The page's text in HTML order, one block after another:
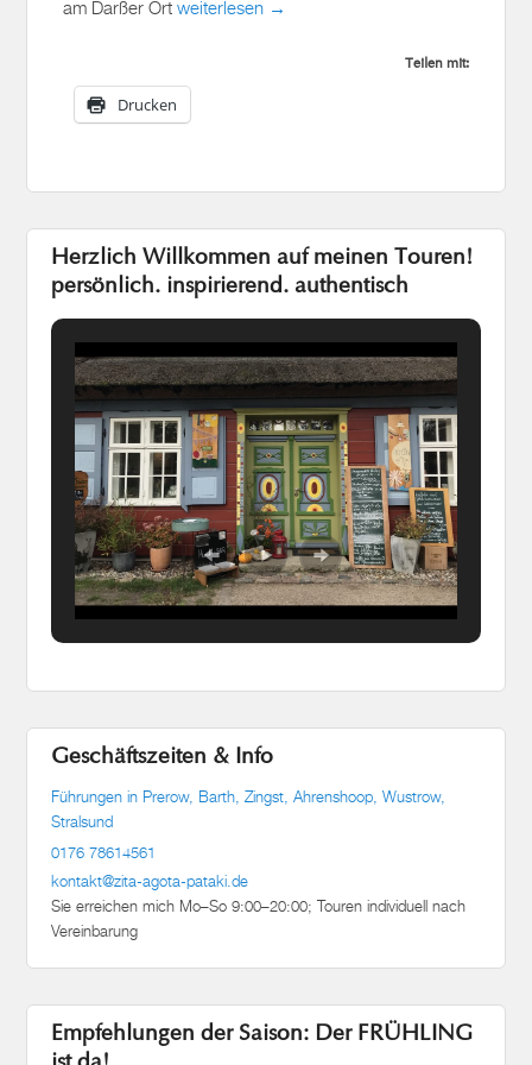
persönlich. inspirierend. authentisch
Führungen in Prerow, Barth, Zingst, Ahrenshoop, Wustrow,
0176 78614561
Sie erreichen mich Mo–So 9:00–20:00; Touren individuell nach
Vereinbarung
ist da!
Meinen Gästen auf Fischland-Darß-Zingst und an der südlichen